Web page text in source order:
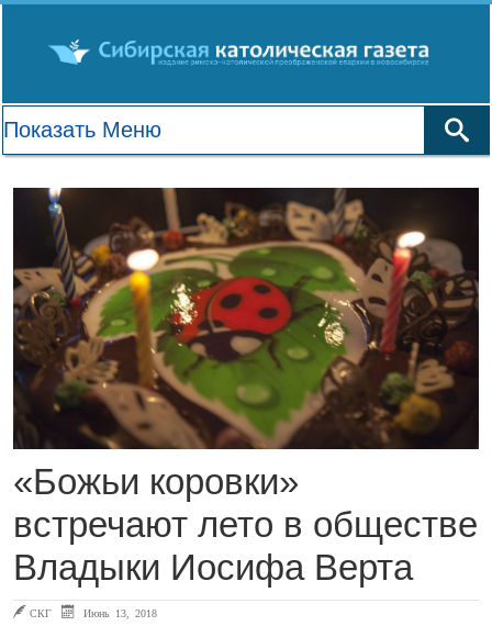
«Божьи коровки»
встречают лето в обществе
Владыки Иосифа Верта
СКГ Июнь 13, 2018